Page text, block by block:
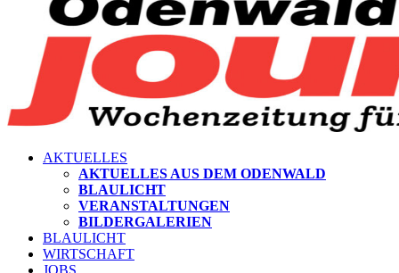
AKTUELLES
AKTUELLES AUS DEM ODENWALD
BLAULICHT
VERANSTALTUNGEN
BILDERGALERIEN
BLAULICHT
WIRTSCHAFT
JOBS